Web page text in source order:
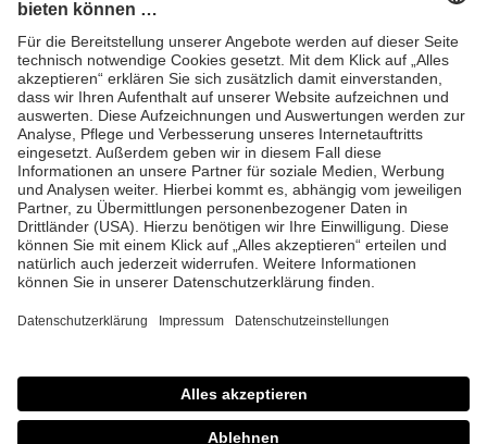
EYEPRO Schutzstufenrechner
Gebrauchsanleitungen
Häufige Fragen
CE